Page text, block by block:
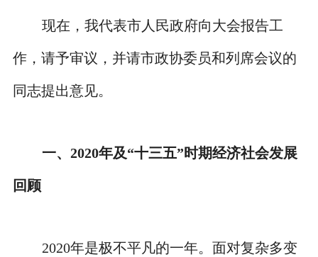
现在，我代表市人民政府向大会报告工
作，请予审议，并请市政协委员和列席会议的
同志提出意见。
一、2020年及“十三五”时期经济社会发展
回顾
2020年是极不平凡的一年。面对复杂多变